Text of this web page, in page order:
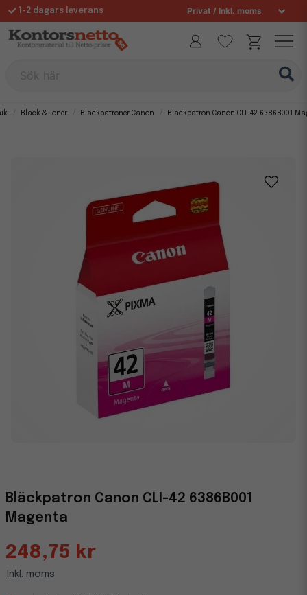
1-2 dagars leverans
Fri frakt över 995 kr
Bläck & Toner Bläckpatroner Canon Bläckpatron Canon CLI-42 6386B001
Bläckpatron Canon CLI-42 6386B001
Magenta
248,75 kr
Inkl. moms